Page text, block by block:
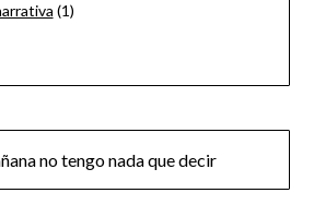
(1)
no tengo nada que decir